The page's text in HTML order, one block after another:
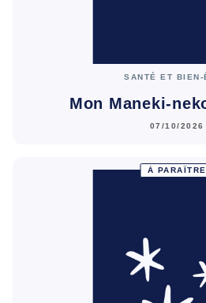
SANTÉ ET BIEN-
Mon Maneki-
07/10/2026
À PARAÎTRE